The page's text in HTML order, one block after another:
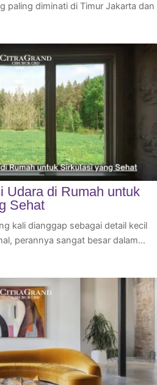
paling diminati di Timur Jakarta dan
Udara di Rumah untuk
Sehat
kali dianggap sebagai detail kecil
perannya sangat besar dalam…